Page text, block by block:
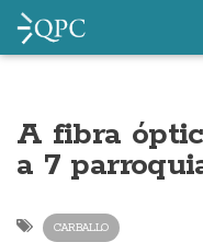
A fibra
a 7
CARBALLO